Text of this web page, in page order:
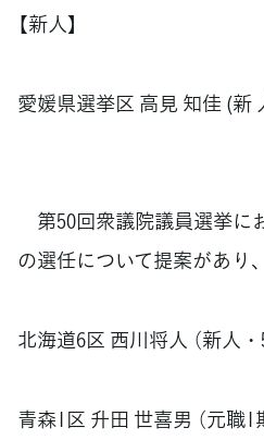
【新人】
愛媛県選挙区 高見 知佳 (新
第50回衆議院議員選挙に
の選任について提案があり
北海道6区 西川将人 （新人・
青森1区 升田 世喜男 （元職1